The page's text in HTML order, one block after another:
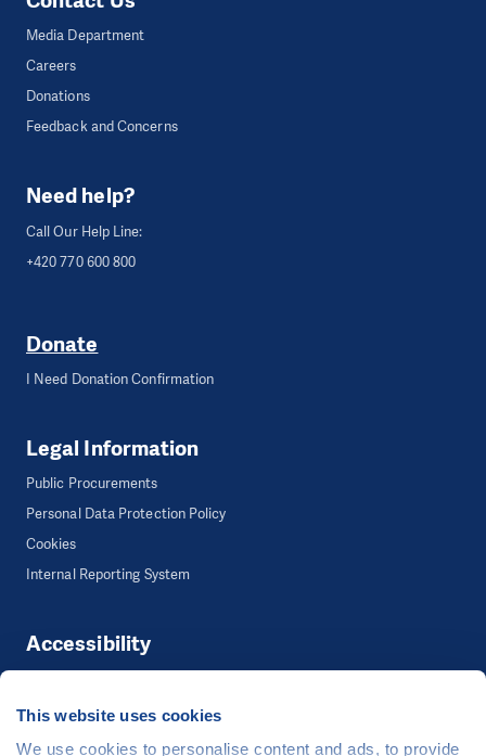
This website uses cookies
We use cookies to personalise content and ads, to provide
Media Department
Careers
Donations
Feedback and Concerns
Need help?
Call Our Help Line:
+420 770 600 800
Donate
I Need Donation Confirmation
Legal Information
Public Procurements
Personal Data Protection Policy
Cookies
Internal Reporting System
Accessibility